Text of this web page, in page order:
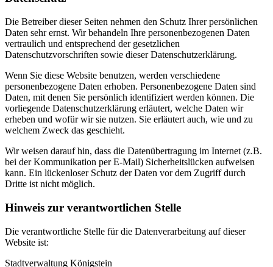
Die Betreiber dieser Seiten nehmen den Schutz Ihrer persönlichen
Daten sehr ernst. Wir behandeln Ihre personenbezogenen Daten
vertraulich und entsprechend der gesetzlichen
Datenschutzvorschriften sowie dieser Datenschutzerklärung.
Wenn Sie diese Website benutzen, werden verschiedene
personenbezogene Daten erhoben. Personenbezogene Daten sind
Daten, mit denen Sie persönlich identifiziert werden können. Die
vorliegende Datenschutzerklärung erläutert, welche Daten wir
erheben und wofür wir sie nutzen. Sie erläutert auch, wie und zu
welchem Zweck das geschieht.
Wir weisen darauf hin, dass die Datenübertragung im Internet (z.B.
bei der Kommunikation per E-Mail) Sicherheitslücken aufweisen
kann. Ein lückenloser Schutz der Daten vor dem Zugriff durch
Dritte ist nicht möglich.
Hinweis zur verantwortlichen Stelle
Die verantwortliche Stelle für die Datenverarbeitung auf dieser
Website ist:
Stadtverwaltung Königstein